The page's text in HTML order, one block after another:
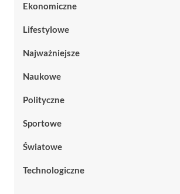
Ekonomiczne
Lifestylowe
Najważniejsze
Naukowe
Polityczne
Sportowe
Światowe
Technologiczne